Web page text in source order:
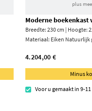
plus
Moderne boekenkast
Breedte: 230 cm | Hoogte:
Materiaal: Eiken Natuurlijk
4.204,00 €
Minus
Voor u gemaakt in 9-